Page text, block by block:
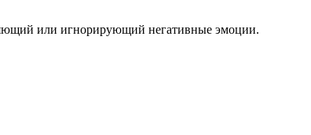
или игнорирующий негативные эмоции.